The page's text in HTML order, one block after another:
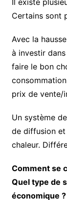
Il existe
Certains sont
Avec la
à investir
faire le bon
prix de vente/
Un système
de diffusion et
chaleur.
Comment se
Quel type de
économique ?